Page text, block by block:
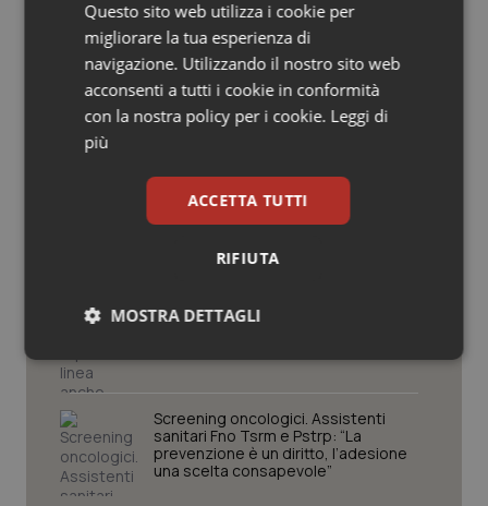
Salute orale & impianti
Sangue & coagulazione
Tiroide
Tumore al seno
Tumori del Polmone & Testa Collo
Tumori gastrointestinali
Ulcera & Reflusso
Vaccini
Lavoro e Professioni
Tracciabilità dei farmaci. Dal Ministero
le istruzioni per il Data Matrix. Entro l’8
febbraio 2027 l’adeguamento dei
Formazione Medicina Generale.
Fimmg: “Rischio altissimo di perdere
borse e lasciare migliaia di cittadini
mobilità volontaria interregionale”
Farmacisti in prima linea anche
Screening oncologici. Assistenti
sanitari Fno Tsrm e Pstrp: “La
prevenzione è un diritto, l’adesione
una scelta consapevole”
Questo sito web utilizza i cookie per
migliorare la tua esperienza di
navigazione. Utilizzando il nostro sito web
acconsenti a tutti i cookie in conformità
con la nostra policy per i cookie. Leggi di
più
ACCETTA TUTTI
RIFIUTA
MOSTRA DETTAGLI
Necessari Statistici Marketing